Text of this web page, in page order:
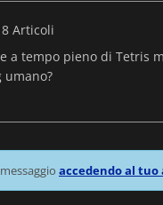
Articoli
a tempo pieno di Tetris
accedendo al tuo